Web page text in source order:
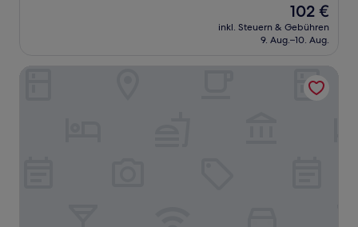
Bewertungen)
Der
Preis
beträgt
102 €
inkl. Steuern & Gebühren
9. Aug.–10. Aug.